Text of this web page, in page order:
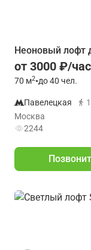
Неоновый лофт
от 3000 ₽/час
70 м2•до 40 чел.
Павелецкая
Москва
2244